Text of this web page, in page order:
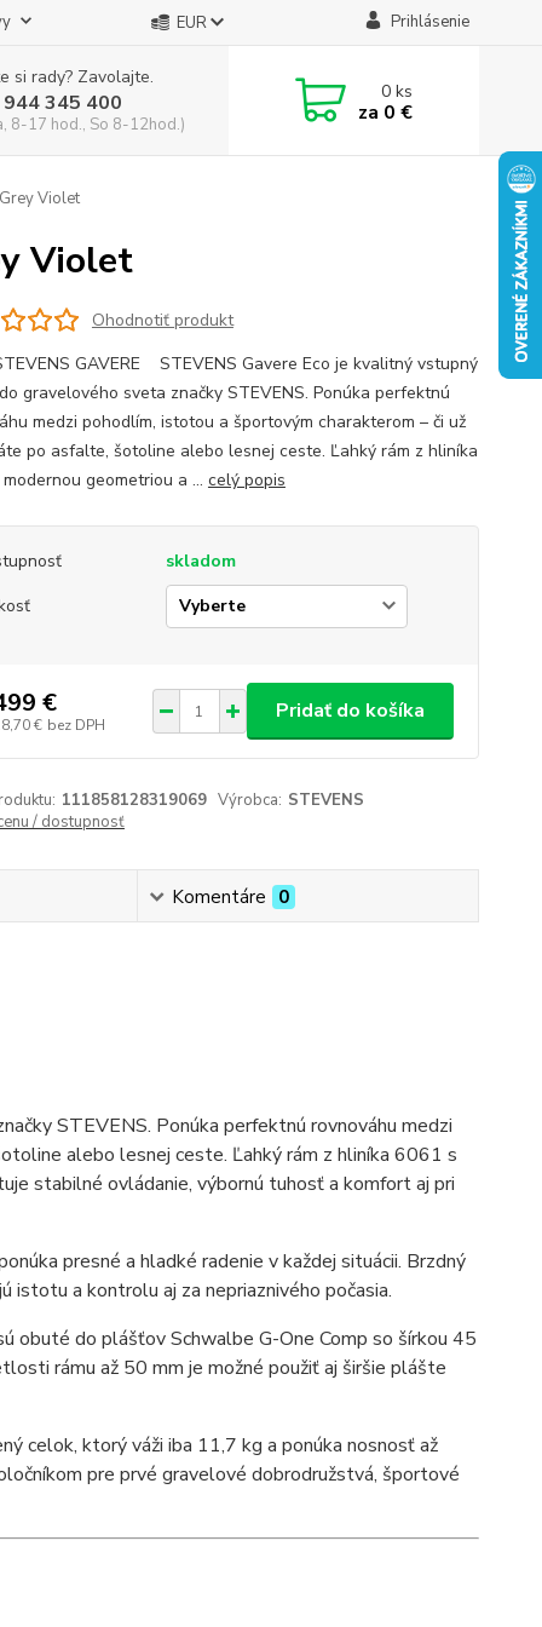
EUR Prihlásenie
si rady? Zavolajte.
345 400
8-17 hod., So 8-12hod.)
0ks
za 0 €
Violet
Violet
Ohodnotiť produkt
GAVERE STEVENS Gavere Eco je kvalitný vstupný
gravelového sveta značky STEVENS. Ponúka perfektnú
medzi pohodlím, istotou a športovým charakterom – či už
po asfalte, šotoline alebo lesnej ceste. Ľahký rám z hliníka
geometriou a ... celý popis
skladom
€
€ bez DPH
Pridať do košíka
111858128319069 Výrobca: STEVENS
/ dostupnosť
Komentáre 0
STEVENS. Ponúka perfektnú rovnováhu medzi
alebo lesnej ceste. Ľahký rám z hliníka 6061 s
stabilné ovládanie, výbornú tuhosť a komfort aj pri
presné a hladké radenie v každej situácii. Brzdný
istotu a kontrolu aj za nepriaznivého počasia.
obuté do plášťov Schwalbe G-One Comp so šírkou 45
rámu až 50 mm je možné použiť aj širšie plášte
celok, ktorý váži iba 11,7 kg a ponúka nosnosť až
pre prvé gravelové dobrodružstvá, športové